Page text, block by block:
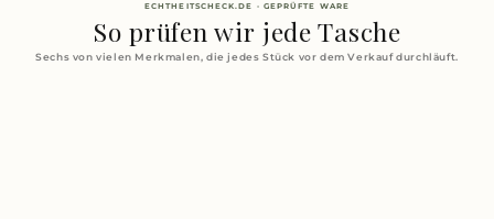
ECHTHEITSCHECK.DE · GEPRÜFTE WARE
So prüfen wir jede Tasche
Sechs von vielen Merkmalen, die jedes Stück vor dem Verkauf durchläuft.